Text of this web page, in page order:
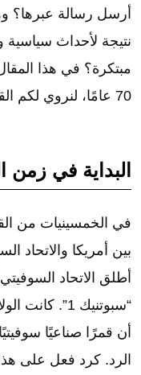
أرسل رسالة عبرها؟
نتيجة لأحداث
مبتكرة؟ في هذا
70 عامًا، لنروي لكم القصة كاملة: قصة الإنترنت.
البداية في زمن
في الخمسينيات من
أطلق الاتحاد
“سبوتنيك 1”.
أن قمرًا صناعيًا
الرد. كرد فعل على